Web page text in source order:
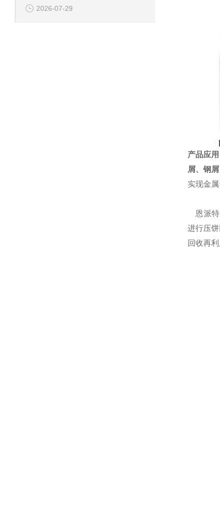
2026-07-29
产品应
屑、 钢屑
实现金
恩派特
进行压
回收再